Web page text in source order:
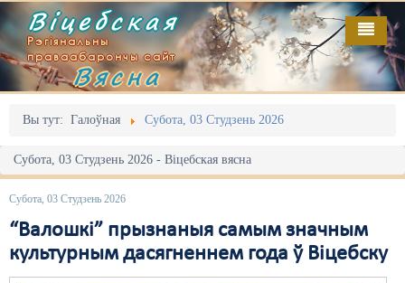
Віцебская
Рэгіянальны
праваабарончы сайт
Вясна
Вы тут: Галоўная Субота, 03 Студзень 2026
Субота, 03 Студзень 2026 - Віцебская вясна
Субота, 03 Студзень 2026
“Валошкі” прызнаныя самым значным
культурным дасягненнем года ў Віцебску
Галоўная
Адміністрацыйны перасьлед
Акцыі
Выбары
Грамадзянскія ініцыятывы
Выданьні
Відэа
Пра нас
RSS